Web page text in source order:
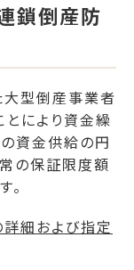
鎖倒産防
型倒産事業者
とにより資金繰
資金供給の円
の保証限度額
。
細および指定